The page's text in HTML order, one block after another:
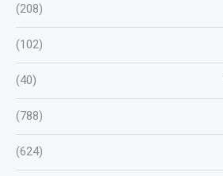
(208)
(102)
(40)
(788)
(624)